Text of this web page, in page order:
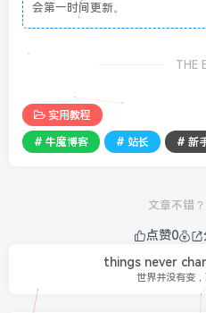
会第一时间更新。
THE
实用教程
# 牛魔博客 # 站长 # 新
文章不错
点赞0
things never
世界并没有变